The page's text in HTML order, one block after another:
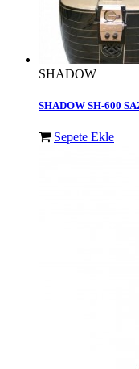
SHADOW
SHADOW SH-600
Sepete Ekle